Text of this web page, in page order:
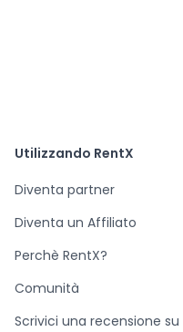
Utilizzando RentX
Diventa partner
Diventa un Affiliato
Perchè RentX?
Comunità
Scrivici una recensione su